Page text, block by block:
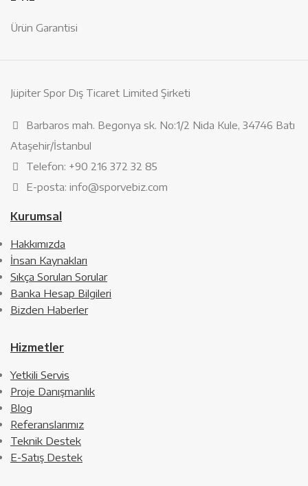
Ürün Garantisi
Jüpiter Spor Dış Ticaret Limited Şirketi
Barbaros mah. Begonya sk. No:1/2 Nida Kule, 34746 Batı
Ataşehir/İstanbul
Telefon: +90 216 372 32 85
E-posta: info@sporvebiz.com
Kurumsal
Hakkımızda
İnsan Kaynakları
Sıkça Sorulan Sorular
Banka Hesap Bilgileri
Bizden Haberler
Hizmetler
Yetkili Servis
Proje Danışmanlık
Blog
Referanslarımız
Teknik Destek
E-Satış Destek